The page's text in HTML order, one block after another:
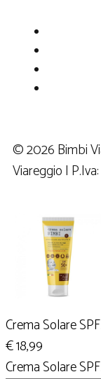
© 2026 Bimbi
Viareggio |
Crema Solare
€18,99
Crema Solare